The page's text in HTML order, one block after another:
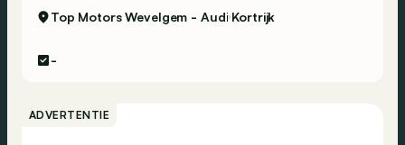
Top Motors Wevelgem - Audi Kortrijk
-
ADVERTENTIE